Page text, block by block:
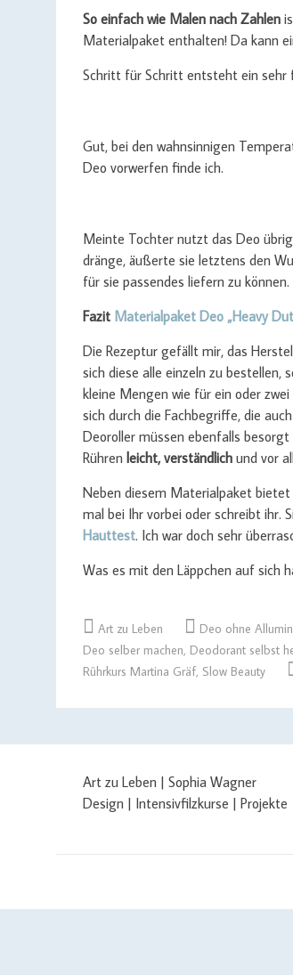
So einfach wie Malen nach Zahlen
Materialpaket enthalten! Da kann
Schritt für Schritt entsteht ein sehr
Gut, bei den wahnsinnigen
Deo vorwerfen finde ich.
Meinte Tochter nutzt das Deo
dränge, äußerte sie letztens den
für sie passendes liefern zu können.
Fazit Materialpaket Deo „Heavy
Die Rezeptur gefällt mir, das
sich diese alle einzeln zu bestellen,
kleine Mengen wie für ein oder
sich durch die Fachbegriffe, die
Deoroller müssen ebenfalls
Rühren leicht, verständlich und vor
Neben diesem Materialpaket
mal bei Ihr vorbei oder schreibt ihr.
Hauttest. Ich war doch sehr
Was es mit den Läppchen auf sich
Art zu Leben Deo ohne
Deo selber machen, Deodorant selbst
Rührkurs Martina Gräf, Slow Beauty
Art zu Leben | Sophia Wagner
Design | Intensivfilzkurse | Projekte